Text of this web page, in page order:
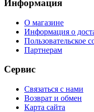
Информация
О магазине
Информация о
Пользовательское
Партнерам
Сервис
Связаться с нами
Возврат и обмен
Карта сайта